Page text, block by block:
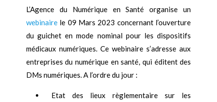
L’Agence du Numérique en Santé organise un
webinairele 09 Mars 2023 concernant l’ouverture
du guichet en mode nominal pour les dispositifs
médicaux numériques. Ce webinaire s’adresse aux
entreprises du numérique en santé, qui éditent des
DMs numériques. A l’ordre du jour :
Etat des lieux règlementaire sur les